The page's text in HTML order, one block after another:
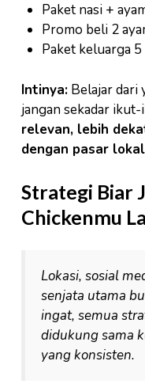
Paket nasi +
Promo beli 2
Paket keluarga
Intinya: Belajar dari
jangan sekadar ikut-
relevan, lebih
dengan pasar
Strategi Biar
Chickenmu
Lokasi, sosial
senjata utama
ingat, semua
didukung sama
yang konsisten.